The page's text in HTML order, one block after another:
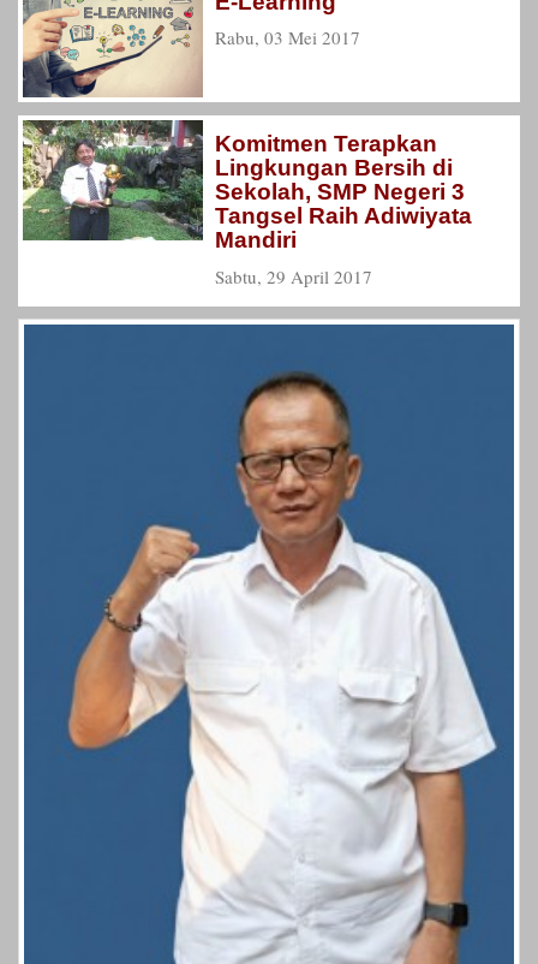
Rabu, 03 Mei 2017
Komitmen Terapkan
Lingkungan Bersih di
Sekolah, SMP Negeri 3
Tangsel Raih Adiwiyata
Mandiri
Sabtu, 29 April 2017